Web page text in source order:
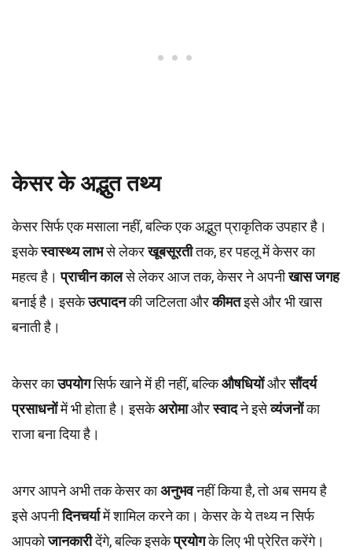
केसर के अद्भुत तथ्य
केसर सिर्फ एक मसाला नहीं, बल्कि एक अद्भुत प्राकृतिक उपहार है।
इसकेस्वास्थ्य लाभसे लेकरखूबसूरतीतक, हर पहलू में केसर का
महत्व है।प्राचीन कालसे लेकर आज तक, केसर ने अपनीखास जगह
बनाई है। इसकेउत्पादनकी जटिलता औरकीमतइसे और भी खास
बनाती है।
केसर काउपयोगसिर्फ खाने में ही नहीं, बल्किऔषधियोंऔरसौंदर्य
प्रसाधनोंमें भी होता है। इसकेअरोमाऔरस्वादने इसेव्यंजनोंका
राजा बना दिया है।
अगर आपने अभी तक केसर काअनुभवनहीं किया है, तो अब समय है
इसे अपनीदिनचर्यामें शामिल करने का। केसर के ये तथ्य न सिर्फ
आपकोजानकारीदेंगे, बल्कि इसकेप्रयोगके लिए भी प्रेरित करेंगे।